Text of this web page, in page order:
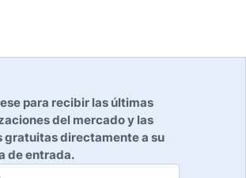
para recibir las últimas
del mercado y las
gratuitas directamente a su
de entrada.